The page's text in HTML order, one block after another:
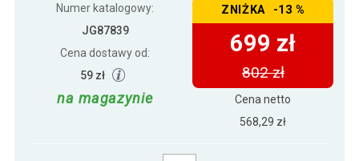
Wózek warsztatowy z 5 szufladami, 61 x
108 cm, czerwony
739 zł
Numer katalogowy:
JG87839
Cena dostawy od:
59 zł
na magazynie
ZNIŻKA -13 %
699 zł
802 zł
Cena netto
568,29 zł